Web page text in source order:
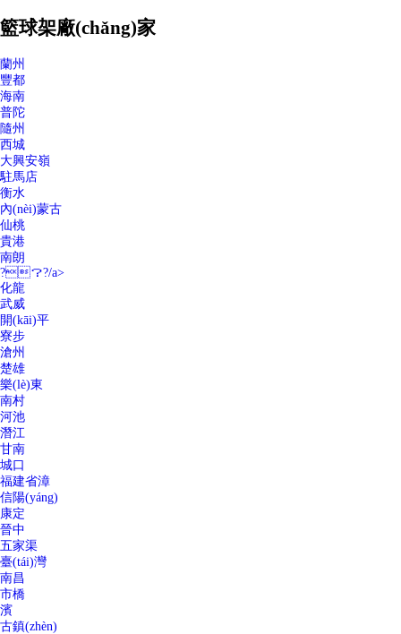
籃球架廠(chǎng)家
蘭州
豐都
海南
普陀
隨州
西城
大興安嶺
駐馬店
衡水
內(nèi)蒙古
仙桃
貴港
南朗
?？?/a>
化龍
武威
開(kāi)平
寮步
滄州
楚雄
樂(lè)東
南村
河池
潛江
甘南
城口
福建省漳
信陽(yáng)
康定
晉中
五家渠
臺(tái)灣
南昌
市橋
濱
古鎮(zhèn)